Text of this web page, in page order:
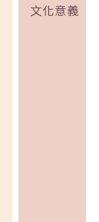
文化意義